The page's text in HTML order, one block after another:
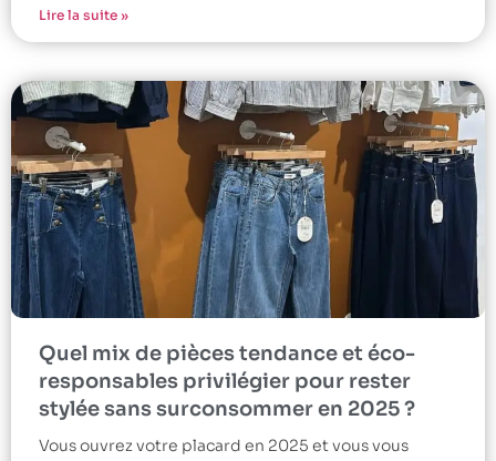
Lire la suite »
Quel mix de pièces tendance et éco-
responsables privilégier pour rester
stylée sans surconsommer en 2025 ?
Vous ouvrez votre placard en 2025 et vous vous